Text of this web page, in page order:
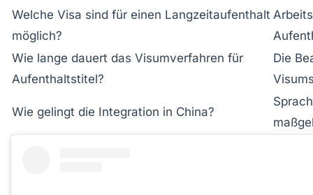
Welche Visa sind für einen Langzeitaufenthalt
möglich?
Wie lange dauert das Visumverfahren für
Aufenthaltstitel?
Die
Wie gelingt die Integration in China?